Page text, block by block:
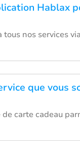
Hablax
nos services
que vous
carte cadeau